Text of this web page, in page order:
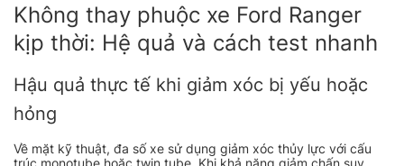
Không thay phuộc xe Ford Ranger
kịp thời: Hệ quả và cách test nhanh
Hậu quả thực tế khi giảm xóc bị yếu hoặc
hỏng
Về mặt kỹ thuật, đa số xe sử dụng giảm xóc thủy lực với cấu
trúc monotube hoặc twin tube. Khi khả năng giảm chấn suy